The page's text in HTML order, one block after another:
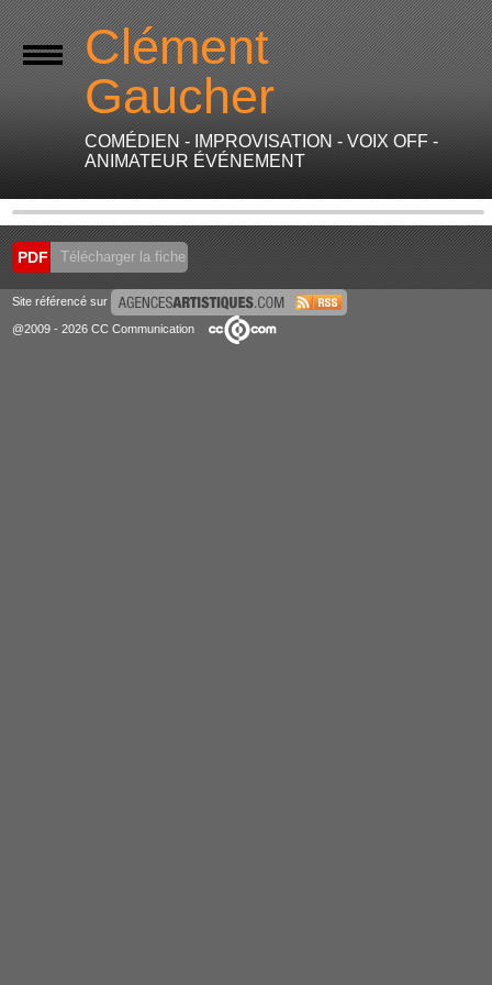
Clément
Gaucher
COMÉDIEN - IMPROVISATION - VOIX OFF -
ANIMATEUR ÉVÉNEMENT
PDF Télécharger la fiche
Site référencé sur
@2009 - 2026 CC Communication